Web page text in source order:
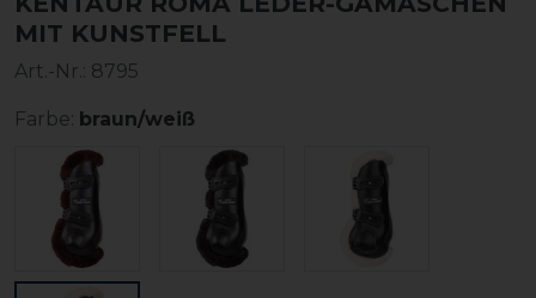
MIT KUNSTFELL
Art.-Nr.: 8795
Farbe: braun/weiß